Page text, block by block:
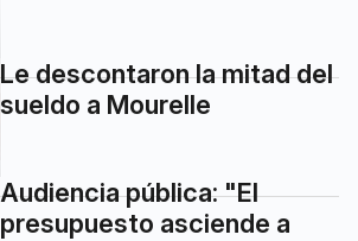
Audiencia pública: "El
poco más de 11.600
millones de pesos"